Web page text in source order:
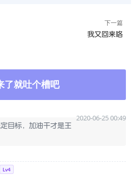
下一篇
我又回来咯
了就吐个槽吧
2020-06-25 00:49
目标，加油干才是王
Lv4